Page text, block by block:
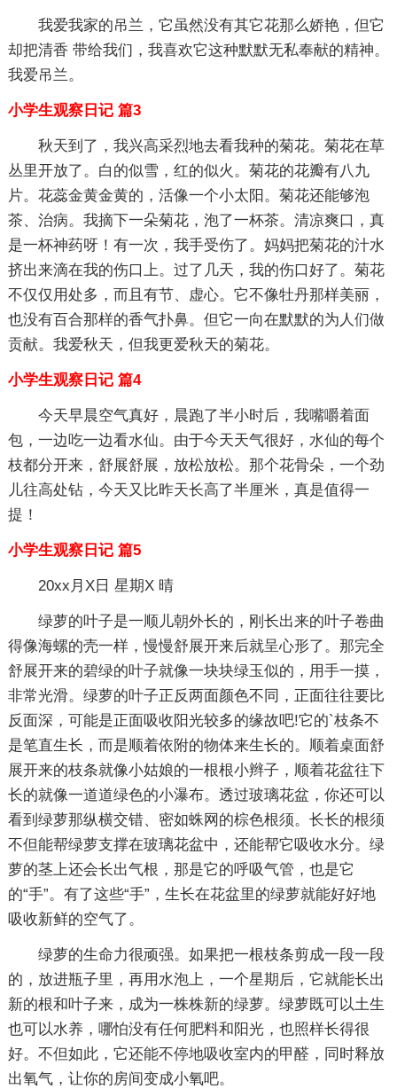
我爱我家的吊兰，它虽然没有其它花那么娇艳，但它
却把清香 带给我们，我喜欢它这种默默无私奉献的精神。
我爱吊兰。
小学生观察日记 篇3
秋天到了，我兴高采烈地去看我种的菊花。菊花在草
丛里开放了。白的似雪，红的似火。菊花的花瓣有八九
片。花蕊金黄金黄的，活像一个小太阳。菊花还能够泡
茶、治病。我摘下一朵菊花，泡了一杯茶。清凉爽口，真
是一杯神药呀！有一次，我手受伤了。妈妈把菊花的汁水
挤出来滴在我的伤口上。过了几天，我的伤口好了。菊花
不仅仅用处多，而且有节、虚心。它不像牡丹那样美丽，
也没有百合那样的香气扑鼻。但它一向在默默的为人们做
贡献。我爱秋天，但我更爱秋天的菊花。
小学生观察日记 篇4
今天早晨空气真好，晨跑了半小时后，我嘴嚼着面
包，一边吃一边看水仙。由于今天天气很好，水仙的每个
枝都分开来，舒展舒展，放松放松。那个花骨朵，一个劲
儿往高处钻，今天又比昨天长高了半厘米，真是值得一
提！
小学生观察日记 篇5
20xx月X日 星期X 晴
绿萝的叶子是一顺儿朝外长的，刚长出来的叶子卷曲
得像海螺的壳一样，慢慢舒展开来后就呈心形了。那完全
舒展开来的碧绿的叶子就像一块块绿玉似的，用手一摸，
非常光滑。绿萝的叶子正反两面颜色不同，正面往往要比
反面深，可能是正面吸收阳光较多的缘故吧!它的`枝条不
是笔直生长，而是顺着依附的物体来生长的。顺着桌面舒
展开来的枝条就像小姑娘的一根根小辫子，顺着花盆往下
长的就像一道道绿色的小瀑布。透过玻璃花盆，你还可以
看到绿萝那纵横交错、密如蛛网的棕色根须。长长的根须
不但能帮绿萝支撑在玻璃花盆中，还能帮它吸收水分。绿
萝的茎上还会长出气根，那是它的呼吸气管，也是它
的“手”。有了这些“手”，生长在花盆里的绿萝就能好好地
吸收新鲜的空气了。
绿萝的生命力很顽强。如果把一根枝条剪成一段一段
的，放进瓶子里，再用水泡上，一个星期后，它就能长出
新的根和叶子来，成为一株株新的绿萝。绿萝既可以土生
也可以水养，哪怕没有任何肥料和阳光，也照样长得很
好。不但如此，它还能不停地吸收室内的甲醛，同时释放
出氧气，让你的房间变成小氧吧。